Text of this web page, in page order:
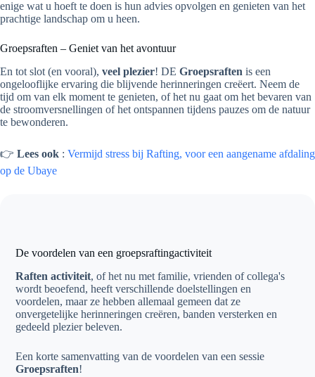
enige wat u hoeft te doen is hun advies opvolgen en genieten van het
prachtige landschap om u heen.
Groepsraften – Geniet van het avontuur
En tot slot (en vooral), veel plezier! DE Groepsraften is een
ongelooflijke ervaring die blijvende herinneringen creëert. Neem de
tijd om van elk moment te genieten, of het nu gaat om het bevaren van
de stroomversnellingen of het ontspannen tijdens pauzes om de natuur
te bewonderen.
👉 Lees ook : Vermijd stress bij Rafting, voor een aangename afdaling
op de Ubaye
De voordelen van een groepsraftingactiviteit
Raften activiteit, of het nu met familie, vrienden of collega's
wordt beoefend, heeft verschillende doelstellingen en
voordelen, maar ze hebben allemaal gemeen dat ze
onvergetelijke herinneringen creëren, banden versterken en
gedeeld plezier beleven.
Een korte samenvatting van de voordelen van een sessie
Groepsraften!